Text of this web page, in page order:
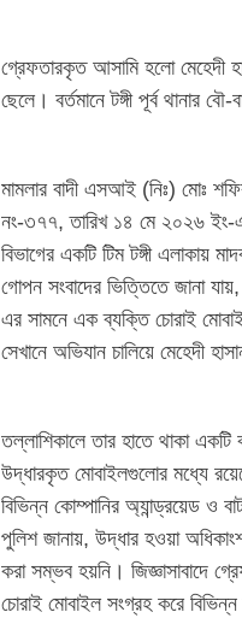
গ্রেফতারকৃত আসামি হলো মেহেদী
ছেলে। বর্তমানে টঙ্গী পূর্ব থানার
মামলার বাদী এসআই (নিঃ) মোঃ
নং-৩৭৭, তারিখ ১৪ মে ২০২৬ ইং-
বিভাগের একটি টিম টঙ্গী এলাকায়
গোপন সংবাদের ভিত্তিতে জানা যায়,
এর সামনে এক ব্যক্তি চোরাই
সেখানে অভিযান চালিয়ে মেহেদী
তল্লাশিকালে তার হাতে থাকা
উদ্ধারকৃত মোবাইলগুলোর মধ্যে
বিভিন্ন কোম্পানির অ্যান্ড্রয়েড ও
পুলিশ জানায়, উদ্ধার হওয়া
করা সম্ভব হয়নি। জিজ্ঞাসাবাদে
চোরাই মোবাইল সংগ্রহ করে